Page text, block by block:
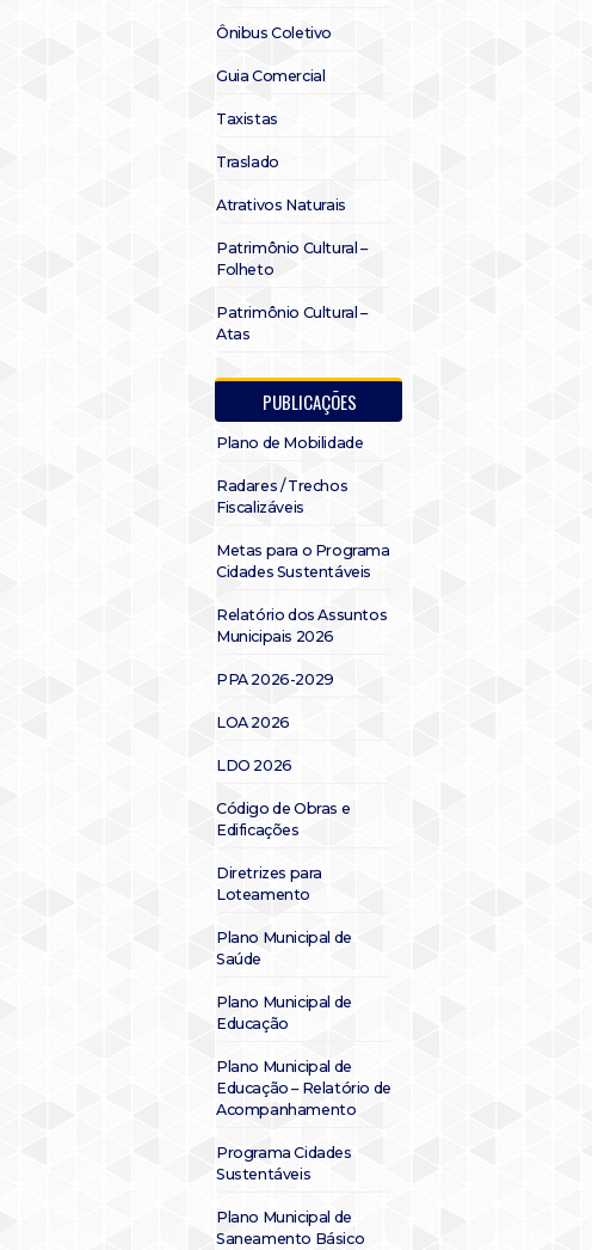
Ônibus Coletivo
Guia Comercial
Taxistas
Traslado
Atrativos Naturais
Patrimônio Cultural –
Folheto
Patrimônio Cultural –
Atas
PUBLICAÇÕES
Plano de Mobilidade
Radares / Trechos
Fiscalizáveis
Metas para o Programa
Cidades Sustentáveis
Relatório dos Assuntos
Municipais 2026
PPA 2026-2029
LOA 2026
LDO 2026
Código de Obras e
Edificações
Diretrizes para
Loteamento
Plano Municipal de
Saúde
Plano Municipal de
Educação
Plano Municipal de
Educação – Relatório de
Acompanhamento
Programa Cidades
Sustentáveis
Plano Municipal de
Saneamento Básico